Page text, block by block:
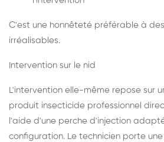
C'est une honnêteté préférable à
irréalisables.
Intervention sur le nid
L'intervention elle-même repose sur
produit insecticide professionnel
l'aide d'une perche d'injection
configuration. Le technicien porte